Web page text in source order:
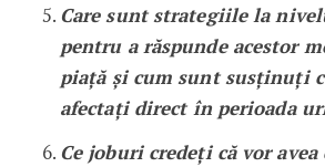
Care sunt strategiile la
pentru a răspunde acestor
piață și cum sunt susținuți
afectați direct în perioada
Ce joburi credeți că vor avea